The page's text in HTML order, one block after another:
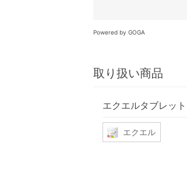
Powered by GOGA
取り扱い商品
エクエルタブレット
エクエル